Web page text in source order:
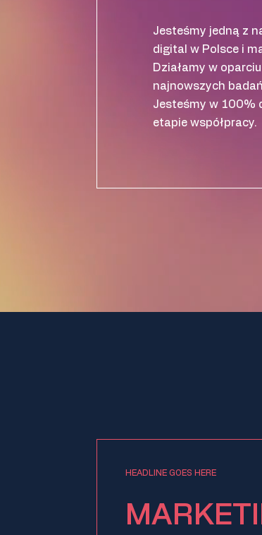
Jesteśmy jedną z
digital w Polsce i
Działamy w
najnowszych
Jesteśmy w 100%
etapie współpracy.
HEADLINE GOES HERE